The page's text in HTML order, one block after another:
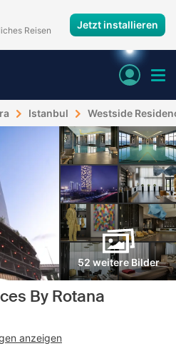
Reisen Jetzt installieren
Istanbul Westside
52 weitere Bilder
By Rotana
anzeigen